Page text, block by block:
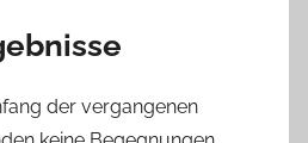
der vergangenen